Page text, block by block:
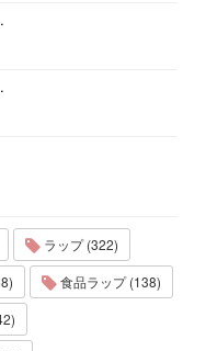
ラップ (322)
食品ラップ (138)